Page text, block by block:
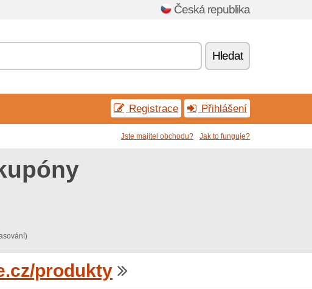
Česká republika
Hledat
Registrace Přihlášení
Jste majitel obchodu? Jak to funguje?
produkty